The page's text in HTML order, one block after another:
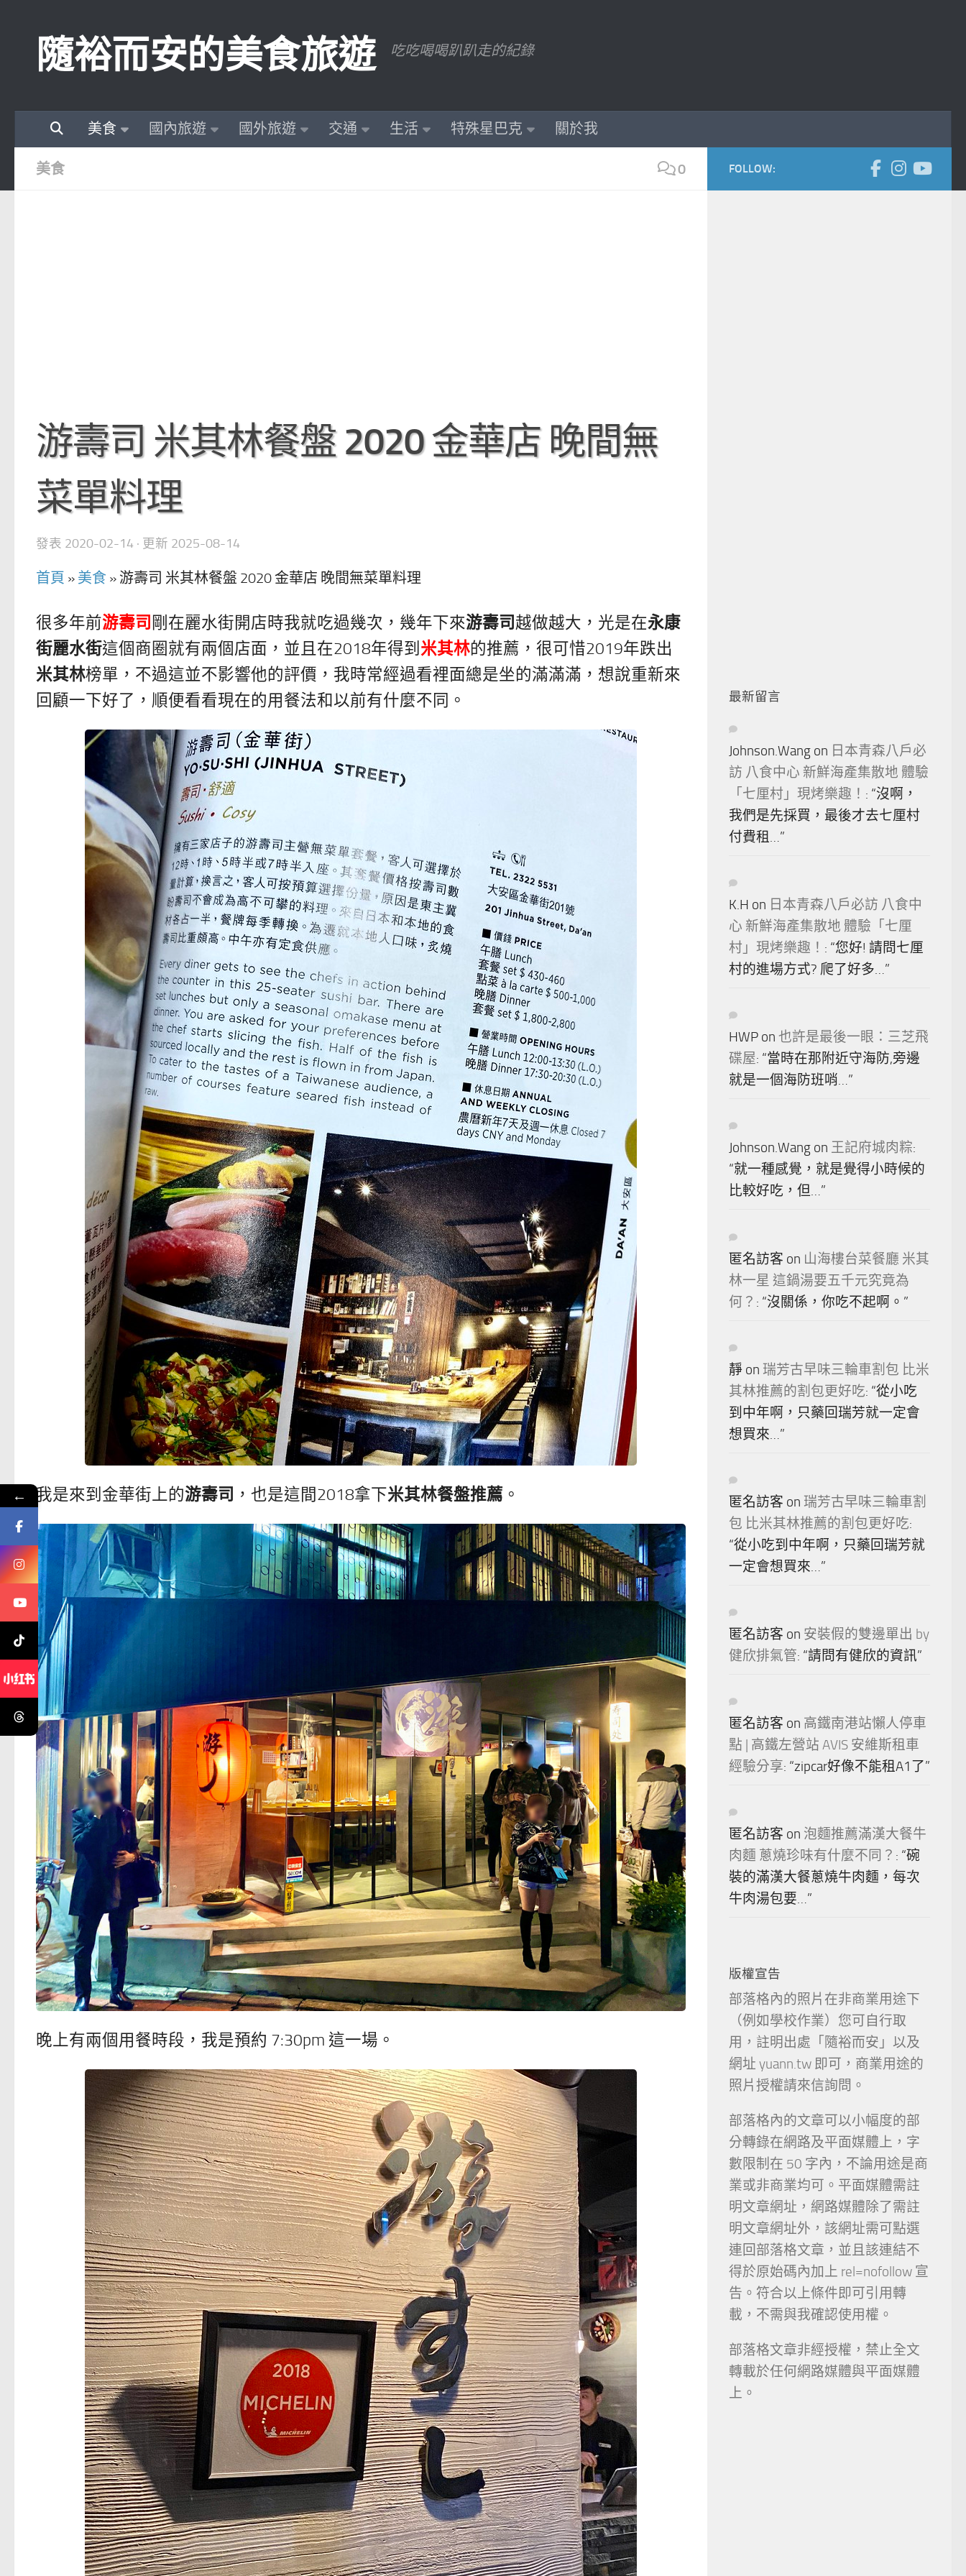
隨裕而安的美食旅遊 吃吃喝喝趴趴走的紀錄
美食 國內旅遊 國外旅遊 交通 生活 特殊星巴克 關於我
美食 0
游壽司 米其林餐盤 2020 金華店 晚間無
菜單料理
發表 2020-02-14 · 更新 2025-08-14
首頁 » 美食 » 游壽司 米其林餐盤 2020 金華店 晚間無菜單料理
很多年前游壽司 剛在麗水街開店時我就吃過幾次，幾年下來游壽司越做越大，光是在永康
街麗水街這個商圈就有兩個店面，並且在2018年得到 米其林的推薦，很可惜2019年跌出
米其林榜單，不過這並不影響他的評價，我時常經過看裡面總是坐的滿滿滿，想說重新來
回顧一下好了，順便看看現在的用餐法和以前有什麼不同。
我是來到金華街上的游壽司 ，也是這間2018拿下米其林餐盤推薦 。
晚上有兩個用餐時段，我是預約 7:30pm 這一場。
FOLLOW:
最新留言
Johnson.Wang on 日本青森八戶必
訪 八食中心 新鮮海產集散地 體驗
「七厘村」現烤樂趣！ : “沒啊，
我們是先採買，最後才去七厘村
付費租…”
K.H on 日本青森八戶必訪 八食中
心 新鮮海產集散地 體驗「七厘
村」現烤樂趣！ : “您好! 請問七厘
村的進場方式? 爬了好多…”
HWP on 也許是最後一眼：三芝飛
碟屋: “當時在那附近守海防,旁邊
就是一個海防班哨…”
Johnson.Wang on 王記府城肉粽:
“就一種感覺，就是覺得小時候的
比較好吃，但…”
匿名訪客 on 山海樓台菜餐廳 米其
林一星 這鍋湯要五千元究竟為
何？ : “沒關係，你吃不起啊。 ”
靜 on 瑞芳古早味三輪車割包 比米
其林推薦的割包更好吃: “從小吃
到中年啊，只藥回瑞芳就一定會
想買來…”
匿名訪客 on 瑞芳古早味三輪車割
包 比米其林推薦的割包更好吃:
“從小吃到中年啊，只藥回瑞芳就
一定會想買來…”
匿名訪客 on 安裝假的雙邊單出 by
健欣排氣管: “請問有健欣的資訊”
匿名訪客 on 高鐵南港站懶人停車
點 | 高鐵左營站 AVIS 安維斯租車
經驗分享: “zipcar好像不能租A1了”
匿名訪客 on 泡麵推薦滿漢大餐牛
肉麵 蔥燒珍味有什麼不同？ : “碗
裝的滿漢大餐蔥燒牛肉麵，每次
牛肉湯包要…”
版權宣告
部落格內的照片在非商業用途下
（例如學校作業）您可自行取
用，註明出處「隨裕而安」以及
網址 yuann.tw 即可，商業用途的
照片授權請來信詢問。
部落格內的文章可以小幅度的部
分轉錄在網路及平面媒體上，字
數限制在 50 字內，不論用途是商
業或非商業均可。平面媒體需註
明文章網址，網路媒體除了需註
明文章網址外，該網址需可點選
連回部落格文章，並且該連結不
得於原始碼內加上 rel=nofollow 宣
告。符合以上條件即可引用轉
載，不需與我確認使用權。
部落格文章非經授權，禁止全文
轉載於任何網路媒體與平面媒體
上。
←